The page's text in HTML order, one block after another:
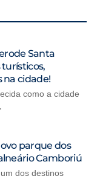
Santa
na cidade!
como a cidade
parque dos
Camboriú
dos destinos